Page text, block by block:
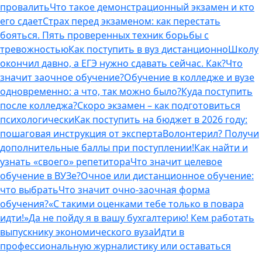
провалитьЧто такое демонстрационный экзамен и кто
его сдаетСтрах перед экзаменом: как перестать
бояться. Пять проверенных техник борьбы с
тревожностьюКак поступить в вуз дистанционноШколу
окончил давно, а ЕГЭ нужно сдавать сейчас. Как?Что
значит заочное обучение?Обучение в колледже и вузе
одновременно: а что, так можно было?Куда поступить
после колледжа?Скоро экзамен – как подготовиться
психологическиКак поступить на бюджет в 2026 году:
пошаговая инструкция от экспертаВолонтерил? Получи
дополнительные баллы при поступлении!Как найти и
узнать «своего» репетитораЧто значит целевое
обучение в ВУЗе?Очное или дистанционное обучение:
что выбратьЧто значит очно-заочная форма
обучения?«С такими оценками тебе только в повара
идти!»Да не пойду я в вашу бухгалтерию! Кем работать
выпускнику экономического вузаИдти в
профессиональную журналистику или оставаться